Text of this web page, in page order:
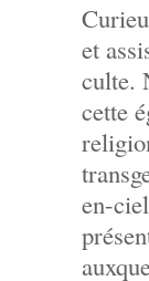
et
culte.
cette
en-